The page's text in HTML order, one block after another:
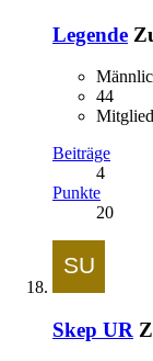
Legende
44
Beiträge
4
Punkte
20
Skep UR